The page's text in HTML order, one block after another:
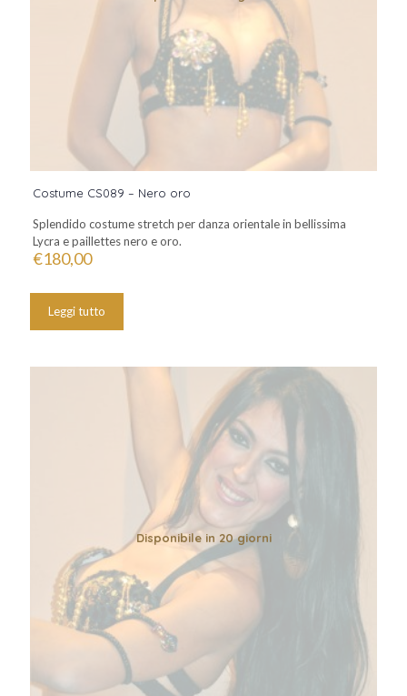
Costume CS089 – Nero oro
Splendido costume stretch per danza orientale in bellissima
Lycra e paillettes nero e oro.
€180,00
Leggi tutto
Disponibile in 20 giorni